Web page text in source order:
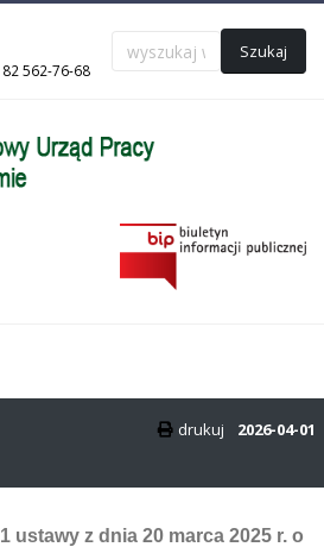
82 562-76-68
Szukaj
drukuj 2026-04-01
ustawy z dnia 20 marca 2025 r. o